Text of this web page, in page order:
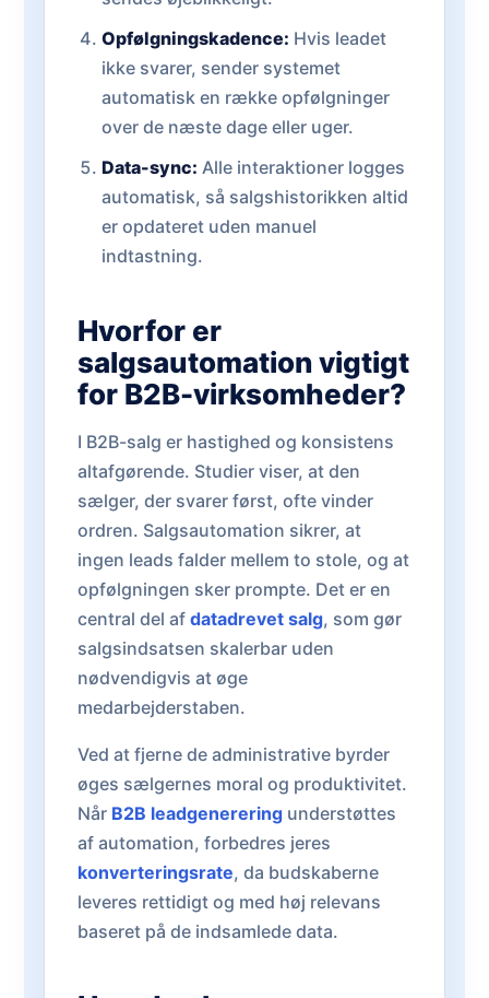
Opfølgningskadence: Hvis leadet
ikke svarer, sender systemet
automatisk en række opfølgninger
over de næste dage eller uger.
Data-sync: Alle interaktioner logges
automatisk, så salgshistorikken altid
er opdateret uden manuel
indtastning.
Hvorfor er
salgsautomation vigtigt
for B2B-virksomheder?
I B2B-salg er hastighed og konsistens
altafgørende. Studier viser, at den
sælger, der svarer først, ofte vinder
ordren. Salgsautomation sikrer, at
ingen leads falder mellem to stole, og at
opfølgningen sker prompte. Det er en
central del af datadrevet salg, som gør
salgsindsatsen skalerbar uden
nødvendigvis at øge
medarbejderstaben.
Ved at fjerne de administrative byrder
øges sælgernes moral og produktivitet.
Når B2B leadgenerering understøttes
af automation, forbedres jeres
konverteringsrate, da budskaberne
leveres rettidigt og med høj relevans
baseret på de indsamlede data.